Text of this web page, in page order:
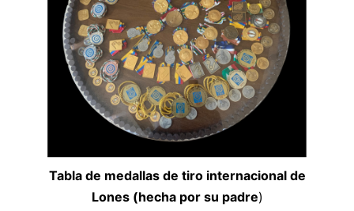
Tabla de medallas de tiro internacional de
Lones (hecha por su padre)